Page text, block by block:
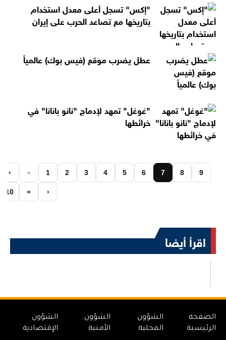
"إكس" تسجل أعلى معدل استخدام
بتاريخها مع تصاعد الحرب على إيران
عطل يضرب موقع (فيس بوك) عالمياً
"غوغل" تمهد لإدماج "نانو بانانا" في
خرائطها
‹ « 1 2 3 4 5 6 7 8 9
10 » ›
اقرأ أيضا
الصفحة
الرئيسية
الشؤون
المحلية
الشؤون
الأمنية
الشؤون
الإقتصادية